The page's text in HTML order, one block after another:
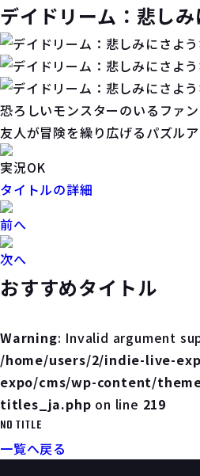
デイドリーム：悲し
恐ろしいモンスターのいるファ
友人が冒険を繰り広げるパズル
実況OK
タイトルの詳細
前へ
次へ
おすすめタイトル
Warning: Invalid argument
/home/users/2/indie-live-
expo/cms/wp-content/
titles_ja.php on line 219
NO TITLE
一覧へ戻る